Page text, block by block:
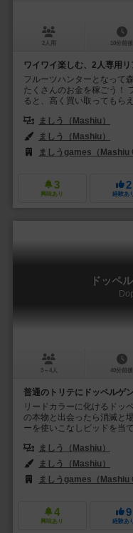
2人用 10分前後
ワイワイ楽しむ、2人専用
フルーツハンターとなって
たくさんのお金を稼ごう！
ると、高く買い取ってもら
ましう（Mashiu）
ましう（Mashiu）
ましうgames（Mashiu
3
興味あり
2
経験あり
ドッペ
3～4人 40分前後
普通のトリテにドッペルゲ
リードカラーに化けるドッ
の本物と出会ったら消滅と
ーを使いこなしビッドを当
ましう（Mashiu）
ましう（Mashiu）
ましうgames（Mashiu
4
興味あり
9
経験あり